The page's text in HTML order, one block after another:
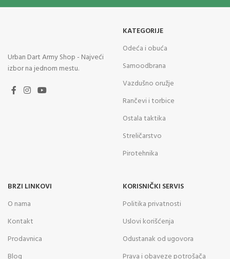
Urban Dart Army Shop - Najveći
izbor na jednom mestu.
KATEGORIJE
Odeća i obuća
Samoodbrana
Vazdušno oružje
Rančevi i torbice
Ostala taktika
Streličarstvo
Pirotehnika
BRZI LINKOVI
O nama
Kontakt
Prodavnica
KORISNIČKI SERVIS
Politika privatnosti
Uslovi korišćenja
Odustanak od ugovora